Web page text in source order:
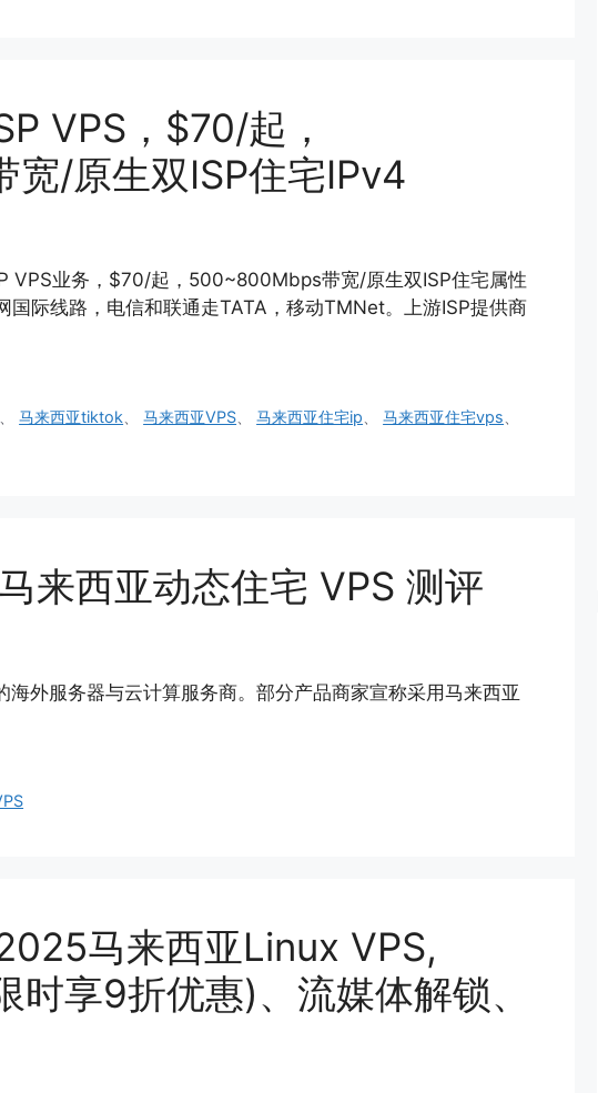
VPS，$70/起，
/原生双ISP住宅IPv4
VPS业务，$70/起，500~800Mbps带宽/原生双ISP住宅属性
国际线路，电信和联通走TATA，移动TMNet。上游ISP提供商
、马来西亚tiktok 、马来西亚VPS 、马来西亚住宅ip 、马来西亚住宅vps
来西亚动态住宅 VPS 测评
外服务器与云计算服务商。部分产品商家宣称采用马来西亚
马来西亚Linux VPS,
享9折优惠)、流媒体解锁、